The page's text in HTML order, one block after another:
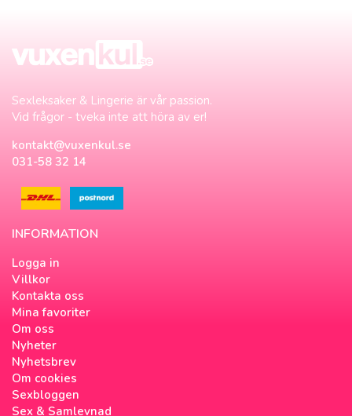
Sexleksaker & Lingerie är vår passion.
Vid frågor - tveka inte att höra av er!
kontakt@vuxenkul.se
031-58 32 14
INFORMATION
Logga in
Villkor
Kontakta oss
Mina favoriter
Om oss
Nyheter
Nyhetsbrev
Om cookies
Sexbloggen
Sex & Samlevnad